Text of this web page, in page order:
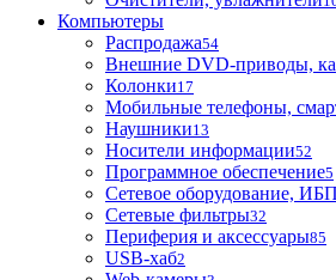
Компьютеры
Распродажа54
Внешние DVD-приводы,
Колонки17
Мобильные телефоны,
Наушники13
Носители информации52
Программное обеспечение5
Сетевое оборудование, ИБП
Сетевые фильтры32
Периферия и аксессуары85
USB-хаб2